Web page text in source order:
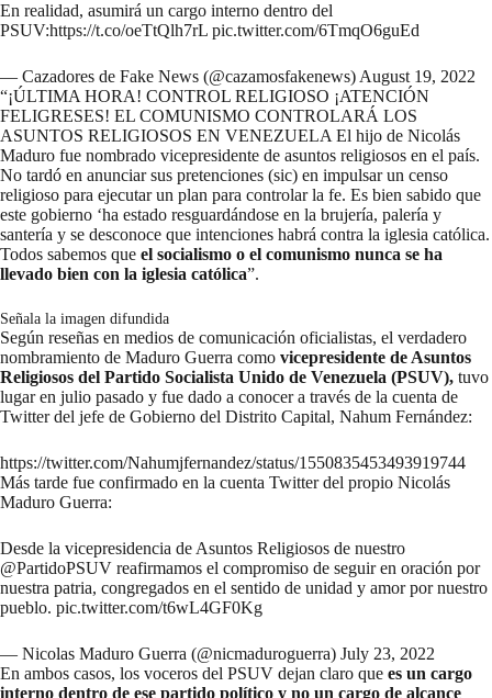
En realidad, asumirá un cargo interno dentro del
PSUV:https://t.co/oeTtQlh7rL pic.twitter.com/6TmqO6guEd
— Cazadores de Fake News (@cazamosfakenews) August 19, 2022
“¡ÚLTIMA HORA! CONTROL RELIGIOSO ¡ATENCIÓN
FELIGRESES! EL COMUNISMO CONTROLARÁ LOS
ASUNTOS RELIGIOSOS EN VENEZUELA El hijo de Nicolás
Maduro fue nombrado vicepresidente de asuntos religiosos en el país.
No tardó en anunciar sus pretenciones (sic) en impulsar un censo
religioso para ejecutar un plan para controlar la fe. Es bien sabido que
este gobierno ‘ha estado resguardándose en la brujería, palería y
santería y se desconoce que intenciones habrá contra la iglesia católica.
Todos sabemos que el socialismo o el comunismo nunca se ha
llevado bien con la iglesia católica”.
Señala la imagen difundida
Según reseñas en medios de comunicación oficialistas, el verdadero
nombramiento de Maduro Guerra como vicepresidente de Asuntos
Religiosos del Partido Socialista Unido de Venezuela (PSUV), tuvo
lugar en julio pasado y fue dado a conocer a través de la cuenta de
Twitter del jefe de Gobierno del Distrito Capital, Nahum Fernández:
https://twitter.com/Nahumjfernandez/status/1550835453493919744
Más tarde fue confirmado en la cuenta Twitter del propio Nicolás
Maduro Guerra:
Desde la vicepresidencia de Asuntos Religiosos de nuestro
@PartidoPSUV reafirmamos el compromiso de seguir en oración por
nuestra patria, congregados en el sentido de unidad y amor por nuestro
pueblo. pic.twitter.com/t6wL4GF0Kg
— Nicolas Maduro Guerra (@nicmaduroguerra) July 23, 2022
En ambos casos, los voceros del PSUV dejan claro que es un cargo
interno dentro de ese partido político y no un cargo de alcance